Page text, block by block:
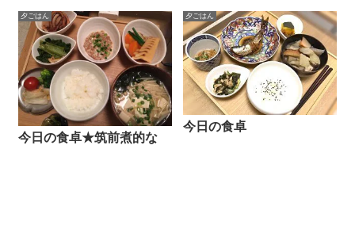
夕ごはん
今日の食卓★筑前煮的な
夕ごはん
今日の食卓